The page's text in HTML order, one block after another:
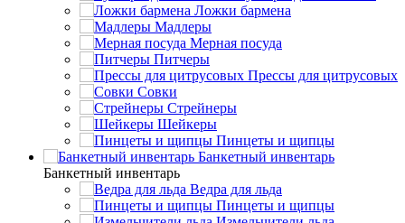
Ложки бармена
Мадлеры
Мерная посуда
Питчеры
Прессы для цитрусовых
Совки
Стрейнеры
Шейкеры
Пинцеты и щипцы
Банкетный инвентарь
Банкетный инвентарь
Ведра для льда
Пинцеты и щипцы